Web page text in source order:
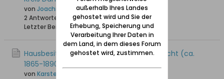
von Joachim
2 Antworten
8.197 Hits0 Likes
Letzter Beitrag
16.02.2023, 19:25
Hausbesitzer anhand Hausnummer gesucht (ca.
1865-1890)
von Karsten_A
außerhalb Ihres Landes
gehostet wird und Sie der
Erhebung, Speicherung und
Verarbeitung Ihrer Daten in
dem Land, in dem dieses Forum
gehostet wird, zustimmen.